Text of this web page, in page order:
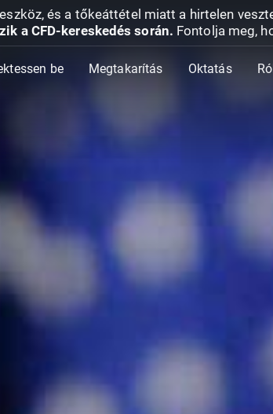
és a tőkeáttétel miatt a hirtelen
a CFD-kereskedés során. Fontolja meg,
be Megtakarítás Oktatás